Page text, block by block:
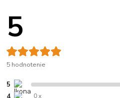
5
5 hodnotenie
5
0 x